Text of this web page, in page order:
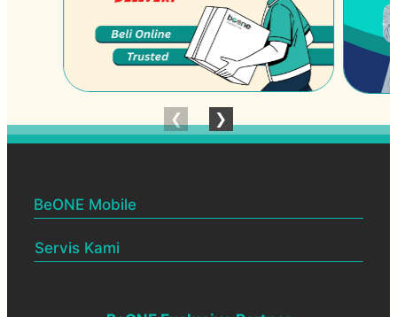
BeONE Mobile
Pelan BeONE Mobile
Servis Kami